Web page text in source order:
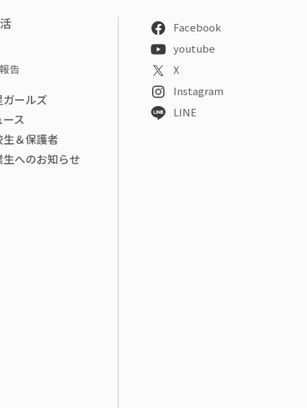
告
ガールズ
ス
生＆保護者
生へのお知らせ
Facebook
youtube
X
Instagram
LINE